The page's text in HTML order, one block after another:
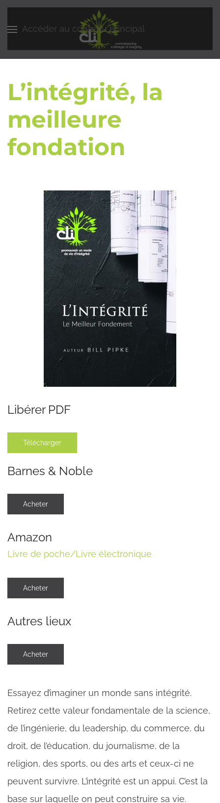
Accéder au contenu principal
L’intégrité, la
meilleure
fondation
Libérer PDF
Télécharger
Barnes & Noble
Acheter
Amazon
Livre de poche/Livre électronique
Acheter
Autres lieux
Acheter
Essayez d’imaginer un monde sans intégrité.
Retirez cette valeur fondamentale de la science,
de l’ingénierie, du leadership, du commerce, du
droit, de l’éducation, du journalisme, de la
religion, des sports, ou des arts et ceux-ci ne
peuvent survivre. L’intégrité est un appui. C’est la
base sur laquelle on peut construire sa vie.